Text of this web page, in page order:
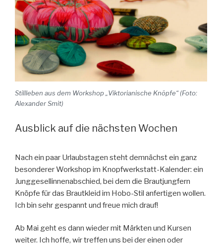
Stillleben aus dem Workshop „Viktorianische Knöpfe“ (Foto:
Alexander Smit)
Ausblick auf die nächsten Wochen
Nach ein paar Urlaubstagen steht demnächst ein ganz
besonderer Workshop im Knopfwerkstatt-Kalender: ein
Junggesellinnenabschied, bei dem die Brautjungfern
Knöpfe für das Brautkleid im Hobo-Stil anfertigen wollen.
Ich bin sehr gespannt und freue mich drauf!
Ab Mai geht es dann wieder mit Märkten und Kursen
weiter. Ich hoffe, wir treffen uns bei der einen oder